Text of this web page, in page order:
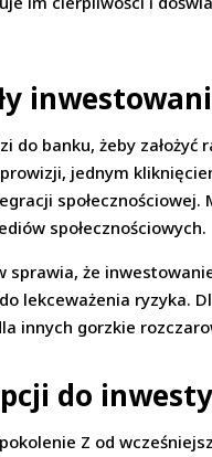
do banku, żeby
jednym
społecznościowych.
sprawia, że
lekceważenia ryzyka.
innych gorzkie
do
Z od